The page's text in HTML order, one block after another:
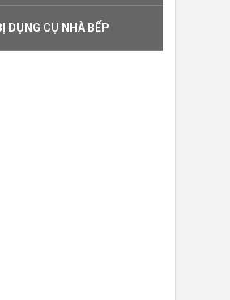
DỤNG CỤ NHÀ BẾP